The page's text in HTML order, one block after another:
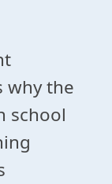
why the
school